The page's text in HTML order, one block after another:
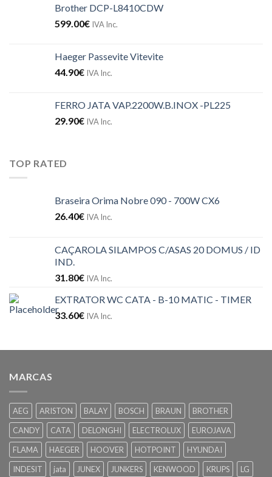
Brother DCP-L8410CDW
599.00€ IVA Inc.
Haeger Passevite Vitevite
44.90€ IVA Inc.
FERRO JATA VAP.2200W.B.INOX -PL225
29.90€ IVA Inc.
TOP RATED
Braseira Orima Nobre 090 - 700W CX6
26.40€ IVA Inc.
CAÇAROLA SILAMPOS C/ASAS 20 DOMUS / ID
IND.
31.80€ IVA Inc.
EXTRATOR WC CATA - B-10 MATIC - TIMER
33.60€ IVA Inc.
MARCAS
AEG ARISTON BALAY BOSCH BRAUN
BROTHER
CANDY
CATA DELONGHI ELECTROLUX
EUROJAVA
FLAMA
HAEGER HOOVER HOTPOINT
HYUNDAI
INDESIT
jata JUNEX JUNKERS KENWOOD KRUPS LG